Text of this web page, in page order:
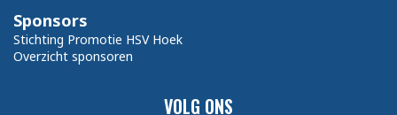
VOLG ONS
Sponsors
Stichting Promotie HSV Hoek
Overzicht sponsoren